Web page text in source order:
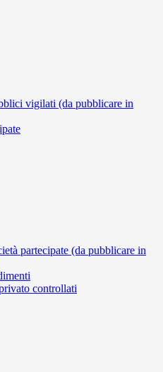
vigilati (da pubblicare in
partecipate (da pubblicare in
controllati